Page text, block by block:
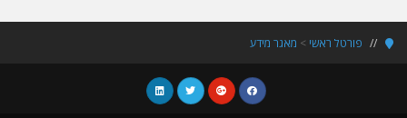
פורטל ראשי > מאגר מידע